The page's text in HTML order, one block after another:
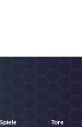
Tore